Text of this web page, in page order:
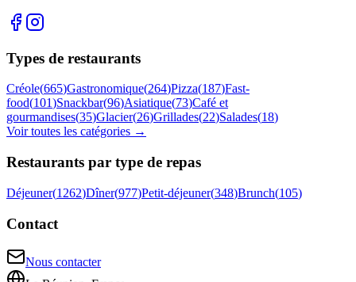
Types de restaurants
Créole(665)Gastronomique(264)Pizza(187)Fast-
food(101)Snackbar(96)Asiatique(73)Café et
gourmandises(35)Glacier(26)Grillades(22)Salades(18)
Voir toutes les catégories →
Restaurants par type de repas
Déjeuner(1262)Dîner(977)Petit-déjeuner(348)Brunch(105)
Contact
Nous contacter